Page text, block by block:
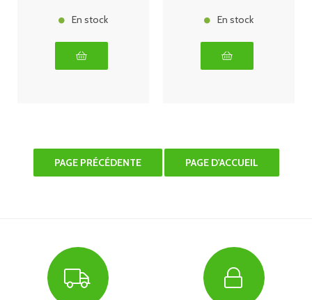
En stock En stock